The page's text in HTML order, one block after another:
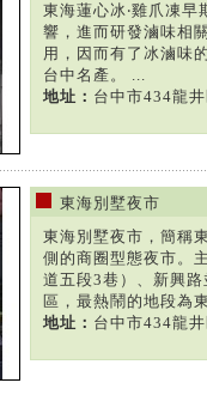
東海蓮心冰‧雞爪凍
響，進而研發滷味相
用，因而有了冰滷味
台中名產。 ...
地址： 台中市434龍
東海別墅夜市
東海別墅夜市，簡稱
側的商圈型態夜市。
道五段3巷）、新興
區，最熱鬧的地段為
地址： 台中市434龍